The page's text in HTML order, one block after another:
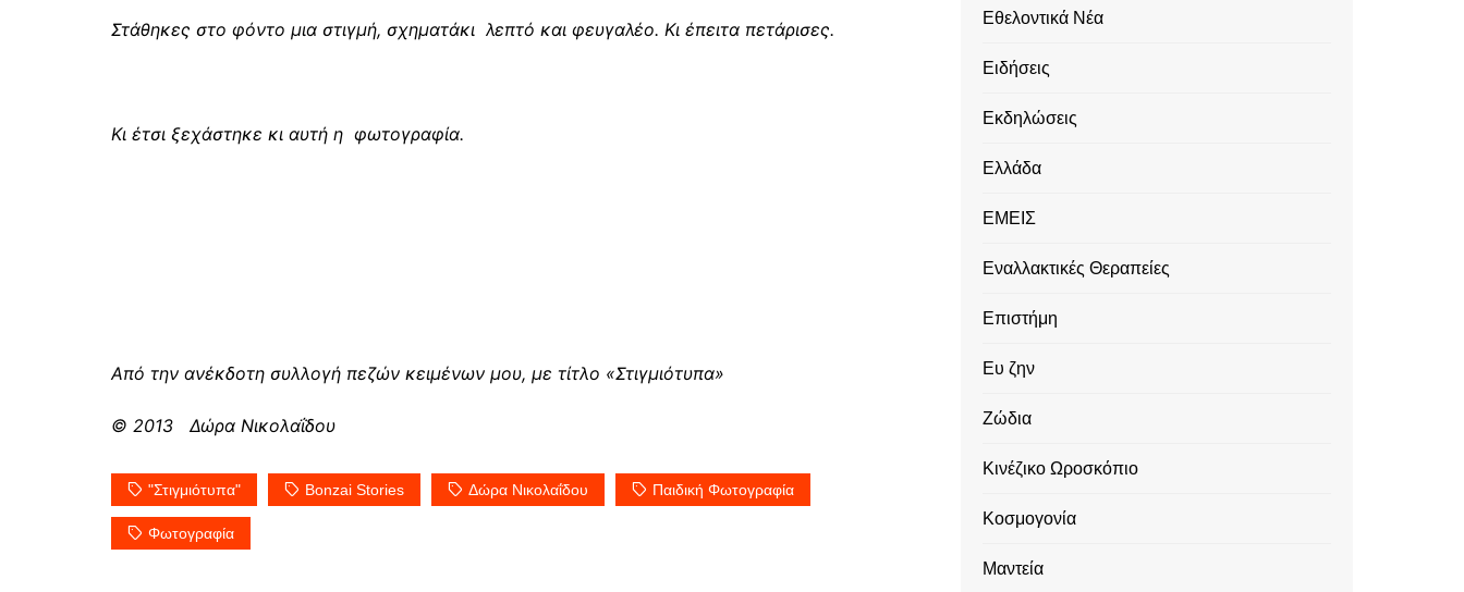
Στάθηκες στο φόντο μια στιγμή, σχηματάκι λεπτό και φευγαλέο. Κι έπειτα πετάρισες.
Κι έτσι ξεχάστηκε κι αυτή η φωτογραφία.
Από την ανέκδοτη συλλογή πεζών κειμένων μου, με τίτλο «Στιγμιότυπα»
© 2013 Δώρα Νικολαΐδου
"Στιγμιότυπα" Bonzai Stories Δώρα Νικολαΐδου Παιδική Φωτογραφία
Φωτογραφία
Εθελοντικά Νέα
Ειδήσεις
Εκδηλώσεις
Ελλάδα
ΕΜΕΙΣ
Εναλλακτικές Θεραπείες
Επιστήμη
Ευ ζην
Ζώδια
Κινέζικο Ωροσκόπιο
Κοσμογονία
Μαντεία